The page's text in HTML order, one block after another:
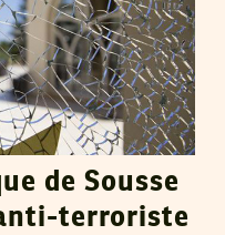
de Sousse
terroriste